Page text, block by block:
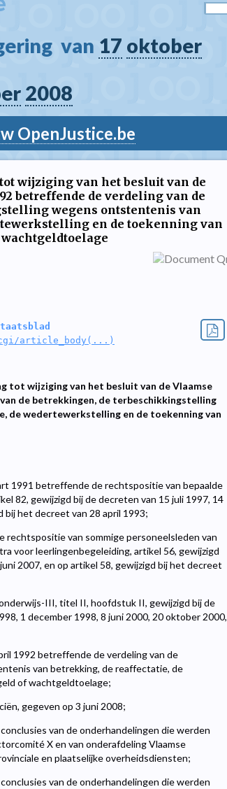
van 17 oktober
2008
OpenJustice.be
wijziging van het besluit van de
betreffende de verdeling van de
wegens ontstentenis van
en de toekenning van
article_body(...)
tot wijziging van het besluit van de Vlaamse
de betrekkingen, de terbeschikkingstelling
de wedertewerkstelling en de toekenning van
1991 betreffende de rechtspositie van bepaalde
82, gewijzigd bij de decreten van 15 juli 1997, 14
bij het decreet van 28 april 1993;
van sommige personeelsleden van
voor leerlingenbegeleiding, artikel 56, gewijzigd
2007, en op artikel 58, gewijzigd bij het decreet
III, titel II, hoofdstuk II, gewijzigd bij de
1 december 1998, 8 juni 2000, 20 oktober 2000,
1992 betreffende de verdeling van de
van betrekking, de reaffectatie, de
of wachtgeldtoelage;
gegeven op 3 juni 2008;
van de onderhandelingen die werden
X en van onderafdeling Vlaamse
en plaatselijke overheidsdiensten;
van de onderhandelingen die werden